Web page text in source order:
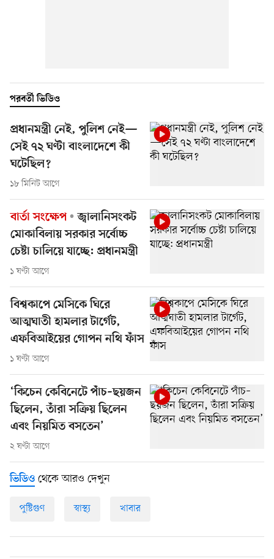
পরবর্তী ভিডিও
প্রধানমন্ত্রী নেই, পুলিশ নেই—
সেই ৭২ ঘণ্টা বাংলাদেশে কী
ঘটেছিল?
১৮ মিনিট আগে
বার্তা সংক্ষেপ
জ্বালানিসংকট
মোকাবিলায় সরকার সর্বোচ্চ
চেষ্টা চালিয়ে যাচ্ছে: প্রধানমন্ত্রী
১ ঘণ্টা আগে
বিশ্বকাপে মেসিকে ঘিরে
আত্মঘাতী হামলার টার্গেট,
এফবিআইয়ের গোপন নথি ফাঁস
১ ঘণ্টা আগে
‘কিচেন কেবিনেটে পাঁচ–ছয়জন
ছিলেন, তাঁরা সক্রিয় ছিলেন
এবং নিয়মিত বসতেন’
২ ঘণ্টা আগে
ভিডিও থেকে আরও দেখুন
পুষ্টিগুণ স্বাস্থ্য খাবার